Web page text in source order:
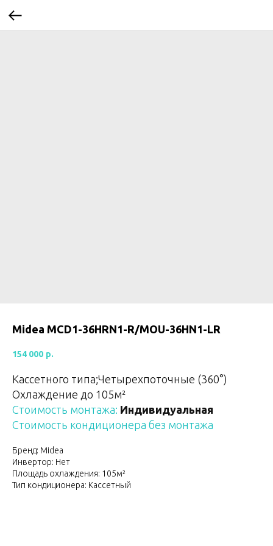
Midea MCD1-36HRN1-R/MOU-36HN1-LR
154 000 р.
Кассетного типа;Четырехпоточные (360°)
Охлаждение до 105м²
Стоимость монтажа: Индивидуальная
Стоимость кондиционера без монтажа
Бренд: Midea
Инвертор: Нет
Площадь охлаждения: 105м²
Тип кондиционера: Кассетный